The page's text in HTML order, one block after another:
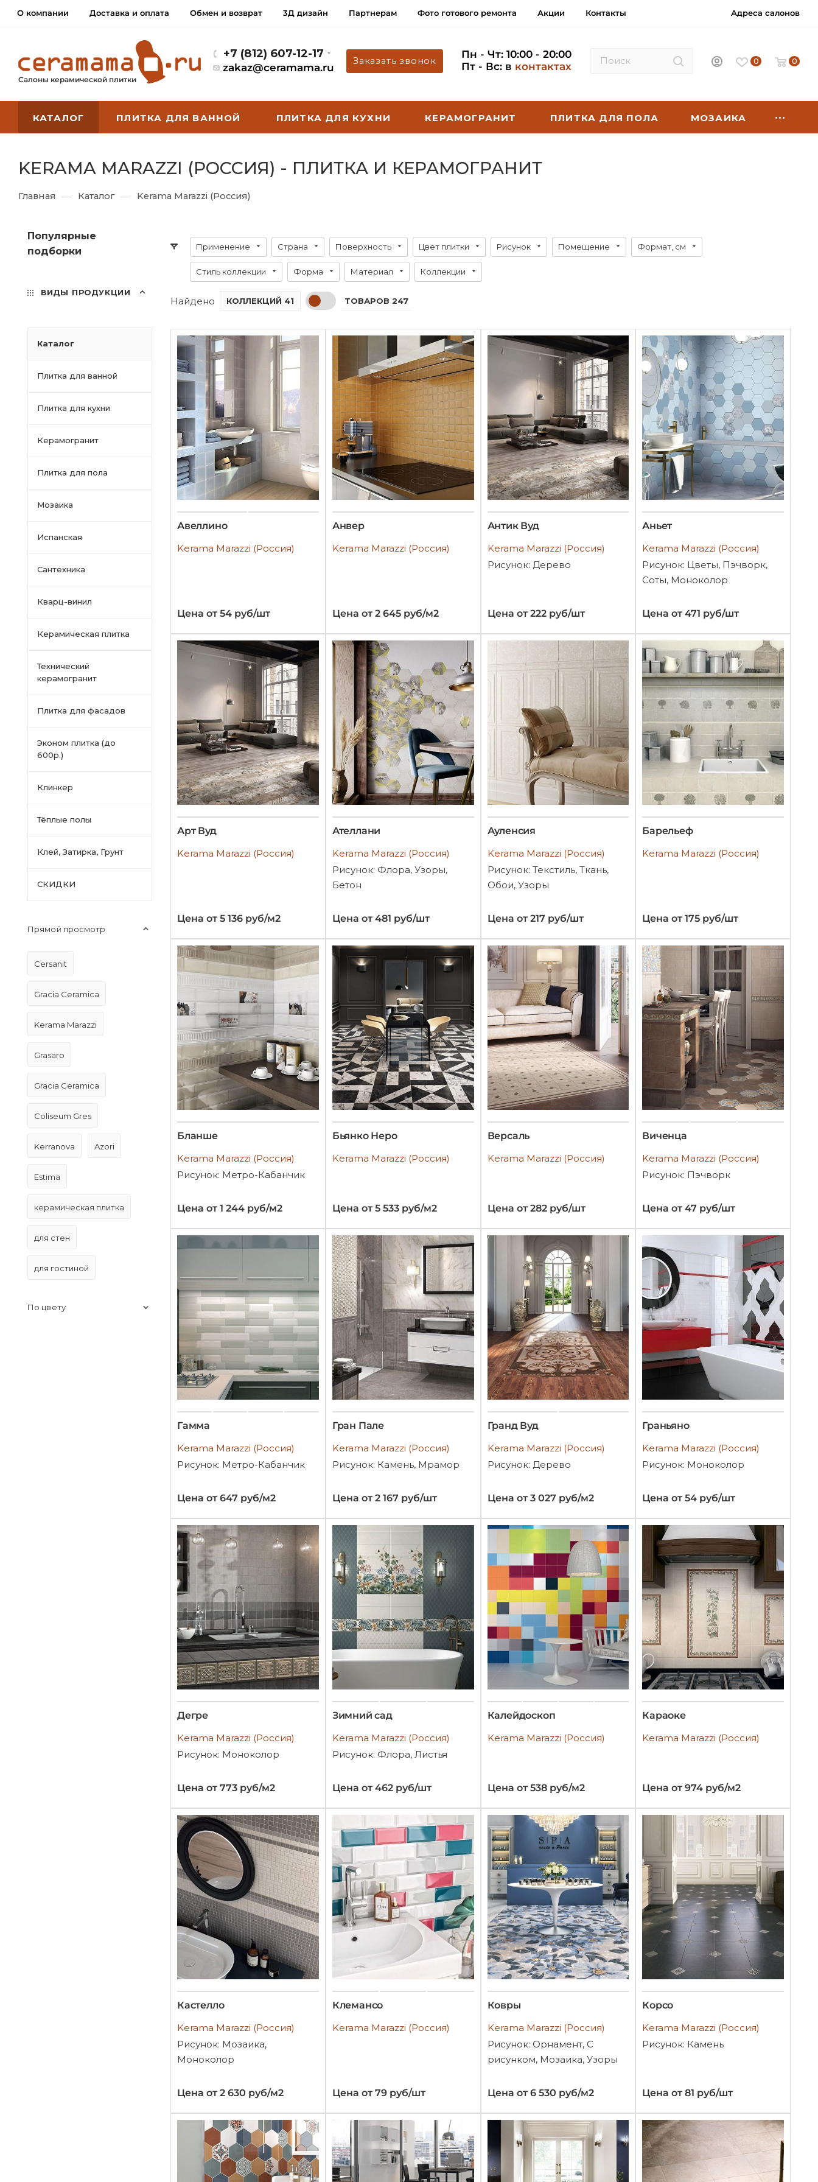
О компании Доставка и оплата Обмен и возврат 3Д дизайн Партнерам Фото готового ремонта Акции Контакты Адреса салонов
Салоны керамической плитки
+7 (812) 607-12-17
zakaz@ceramama.ru
Заказать звонок
Пн - Чт: 10:00 - 20:00
Пт - Вс: в контактах 0 0
КАТАЛОГ ПЛИТКА ДЛЯ ВАННОЙ ПЛИТКА ДЛЯ КУХНИ КЕРАМОГРАНИТ ПЛИТКА ДЛЯ ПОЛА МОЗАИКА
KERAMA MARAZZI (РОССИЯ) - ПЛИТКА И КЕРАМОГРАНИТ
Главная — Каталог — Kerama Marazzi (Россия)
Популярные
подборки
ВИДЫ ПРОДУКЦИИ
Каталог
Плитка для ванной
Плитка для кухни
Керамогранит
Плитка для пола
Мозаика
Испанская
Сантехника
Кварц-винил
Керамическая плитка
Технический
керамогранит
Плитка для фасадов
Эконом плитка (до
600р.)
Клинкер
Тёплые полы
Клей, Затирка, Грунт
СКИДКИ
Прямой просмотр
Cersanit
Gracia Ceramica
Kerama Marazzi
Grasaro
Gracia Ceramica
Coliseum Gres
Kerranova Azori
Estima
керамическая плитка
для стен
для гостиной
По цвету
Применение Страна Поверхность Цвет плитки Рисунок Помещение Формат, см
Стиль коллекции Форма Материал Коллекции
Найдено КОЛЛЕКЦИЙ 41 ТОВАРОВ 247
Авеллино
Kerama Marazzi (Россия)
Цена от 54 руб/шт
Анвер
Kerama Marazzi (Россия)
Цена от 2 645 руб/м2
Антик Вуд
Kerama Marazzi (Россия)
Рисунок: Дерево
Цена от 222 руб/шт
Аньет
Kerama Marazzi (Россия)
Рисунок: Цветы, Пэчворк,
Соты, Моноколор
Цена от 471 руб/шт
Арт Вуд
Kerama Marazzi (Россия)
Цена от 5 136 руб/м2
Ателлани
Kerama Marazzi (Россия)
Рисунок: Флора, Узоры,
Бетон
Цена от 481 руб/шт
Ауленсия
Kerama Marazzi (Россия)
Рисунок: Текстиль, Ткань,
Обои, Узоры
Цена от 217 руб/шт
Барельеф
Kerama Marazzi (Россия)
Цена от 175 руб/шт
Бланше
Kerama Marazzi (Россия)
Рисунок: Метро-Кабанчик
Цена от 1 244 руб/м2
Бьянко Неро
Kerama Marazzi (Россия)
Цена от 5 533 руб/м2
Версаль
Kerama Marazzi (Россия)
Цена от 282 руб/шт
Виченца
Kerama Marazzi (Россия)
Рисунок: Пэчворк
Цена от 47 руб/шт
Гамма
Kerama Marazzi (Россия)
Рисунок: Метро-Кабанчик
Цена от 647 руб/м2
Гран Пале
Kerama Marazzi (Россия)
Рисунок: Камень, Мрамор
Цена от 2 167 руб/шт
Гранд Вуд
Kerama Marazzi (Россия)
Рисунок: Дерево
Цена от 3 027 руб/м2
Граньяно
Kerama Marazzi (Россия)
Рисунок: Моноколор
Цена от 54 руб/шт
Дегре
Kerama Marazzi (Россия)
Рисунок: Моноколор
Цена от 773 руб/м2
Зимний сад
Kerama Marazzi (Россия)
Рисунок: Флора, Листья
Цена от 462 руб/шт
Калейдоскоп
Kerama Marazzi (Россия)
Цена от 538 руб/м2
Караоке
Kerama Marazzi (Россия)
Цена от 974 руб/м2
Кастелло
Kerama Marazzi (Россия)
Рисунок: Мозаика,
Моноколор
Цена от 2 630 руб/м2
Клемансо
Kerama Marazzi (Россия)
Цена от 79 руб/шт
Ковры
Kerama Marazzi (Россия)
Рисунок: Орнамент, С
рисунком, Мозаика, Узоры
Цена от 6 530 руб/м2
Корсо
Kerama Marazzi (Россия)
Рисунок: Камень
Цена от 81 руб/шт